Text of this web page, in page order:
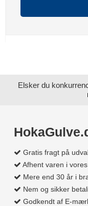
Elsker du
Gratis fragt på
Afhent varen i
Mere end 30 år i
Nem og sikker
Godkendt af E-